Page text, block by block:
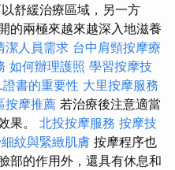
舒緩治療區域，另一方
的兩極來越來越深入地滋養
潔人員需求 台中肩頸按摩療
如何辦理護照 學習按摩技
證書的重要性 大里按摩服務
按摩推薦 若治療後注意適當
果。 北投按摩服務 按摩技
紋與緊緻肌膚 按摩程序也
部的作用外，還具有休息和